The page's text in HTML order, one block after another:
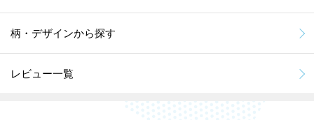
柄・デザインから探す
レビュー一覧